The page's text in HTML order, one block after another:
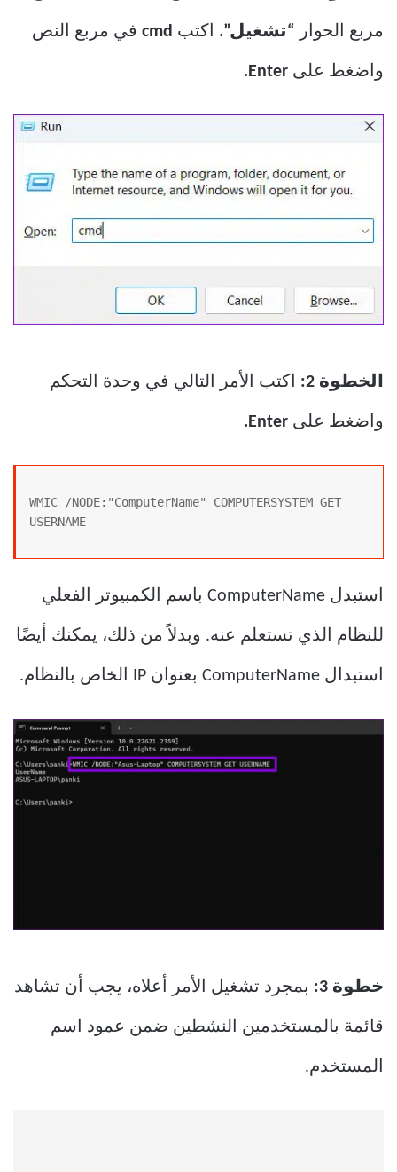
مربع الحوار “تشغيل”. اكتب cmd في مربع النص
واضغط على Enter.
الخطوة 2: اكتب الأمر التالي في وحدة التحكم
واضغط على Enter.
WMIC /NODE:"ComputerName" COMPUTERSYSTEM GET
USERNAME
استبدل ComputerName باسم الكمبيوتر الفعلي
للنظام الذي تستعلم عنه. وبدلاً من ذلك، يمكنك أيضًا
استبدال ComputerName بعنوان IP الخاص بالنظام.
خطوة 3: بمجرد تشغيل الأمر أعلاه، يجب أن تشاهد
قائمة بالمستخدمين النشطين ضمن عمود اسم
المستخدم.